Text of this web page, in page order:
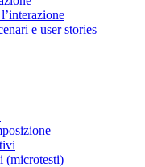
e user stories
(microtesti)